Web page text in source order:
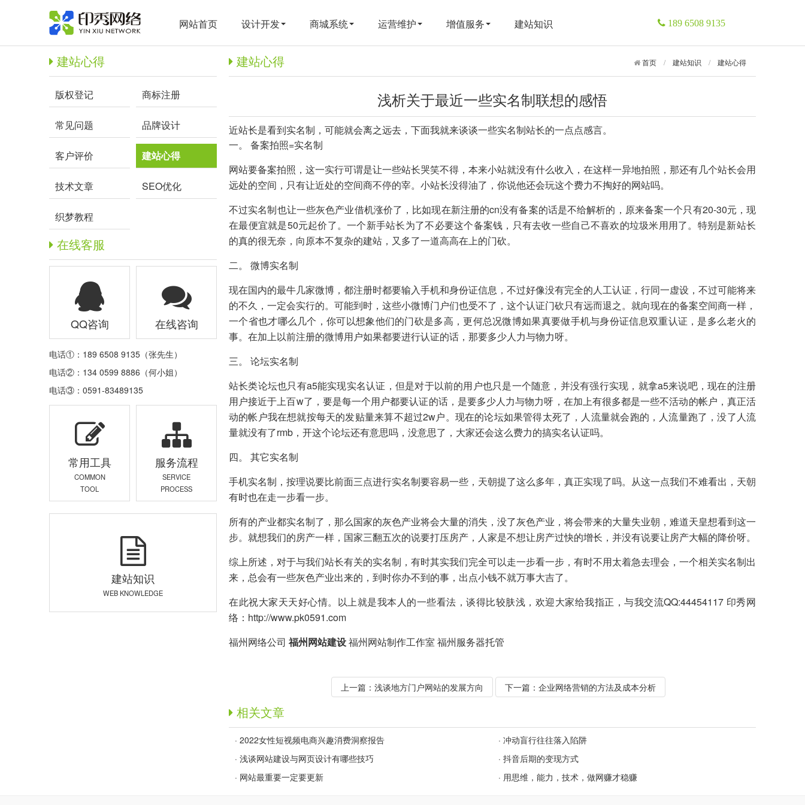
网站首页 设计开发 商城系统 运营维护 增值服务 建站知识 189 6508 9135
建站心得
版权登记 商标注册
常见问题 品牌设计
客户评价 建站心得
技术文章 SEO优化
织梦教程
在线客服
QQ咨询 在线咨询
电话①：189 6508 9135（张先生）
电话②：134 0599 8886（何小姐）
电话③：0591-83489135
常用工具
COMMON
TOOL
服务流程
SERVICE
PROCESS
建站知识
WEB KNOWLEDGE
首页 / 建站知识 / 建站心得
建站心得
浅析关于最近一些实名制联想的感悟
近站长是看到实名制 ，可能就会离之远去，下面我就来谈谈一些实名制站长的一点点感言。
一。 备案拍照=实名制
网站要备案拍照，这一实行可谓是让一些站长哭笑不得，本来小站就没有什么收入，在这样一异地拍照，那还有几个站长会用
远处的空间，只有让近处的空间商不停的宰。小站长没得油了，你说他还会玩这个费力不掏好的网站吗。
不过实名制也让一些灰色产业借机涨价了，比如现在新注册的cn没有备案的话是不给解析的，原来备案一个只有20-30元，现
在最便宜就是50元起价了。一个新手站长为了不必要这个备案钱，只有去收一些自己不喜欢的垃圾米用用了。特别是新站长
的真的很无奈，向原本不复杂的建站，又多了一道高高在上的门砍。
二。 微博实名制
现在国内的最牛几家微博，都注册时都要输入手机和身份证信息，不过好像没有完全的人工认证，行同一虚设，不过可能将来
的不久，一定会实行的。可能到时，这些小微博门户们也受不了，这个认证门砍只有远而退之。就向现在的备案空间商一样，
一个省也才哪么几个，你可以想象他们的门砍是多高，更何总况微博如果真要做手机与身份证信息双重认证，是多么老火的
事。在加上以前注册的微博用户如果都要进行认证的话，那要多少人力与物力呀。
三。 论坛实名制
站长类论坛也只有a5能实现实名认证，但是对于以前的用户也只是一个随意，并没有强行实现，就拿a5来说吧，现在的注册
用户接近于上百w了，要是每一个用户都要认证的话，是要多少人力与物力呀，在加上有很多都是一些不活动的帐户，真正活
动的帐户我在想就按每天的发贴量来算不超过2w户。现在的论坛如果管得太死了，人流量就会跑的，人流量跑了，没了人流
量就没有了rmb，开这个论坛还有意思吗，没意思了，大家还会这么费力的搞实名认证吗。
四。 其它实名制
手机实名制，按理说要比前面三点进行实名制要容易一些，天朝提了这么多年，真正实现了吗。从这一点我们不难看出，天朝
有时也在走一步看一步。
所有的产业都实名制了，那么国家的灰色产业将会大量的消失，没了灰色产业，将会带来的大量失业朝，难道天皇想看到这一
步。就想我们的房产一样，国家三翻五次的说要打压房产，人家是不想让房产过快的增长，并没有说要让房产大幅的降价呀。
综上所述，对于与我们站长有关的实名制，有时其实我们完全可以走一步看一步，有时不用太着急去理会，一个相关实名制出
来，总会有一些灰色产业出来的，到时你办不到的事，出点小钱不就万事大吉了。
在此祝大家天天好心情。以上就是我本人的一些看法，谈得比较肤浅，欢迎大家给我指正，与我交流QQ:44454117 印秀网
络： http://www.pk0591.com
福州网络公司 福州网站建设福州网站制作工作室 福州服务器托管
上一篇： 浅谈地方门户网站的发展方向 下一篇： 企业网络营销的方法及成本分析
相关文章
· 2022女性短视频电商兴趣消费洞察报告 · 冲动盲行往往落入陷阱
· 浅谈网站建设与网页设计有哪些技巧 · 抖音后期的变现方式
· 网站最重要一定要更新 · 用思维，能力，技术，做网赚才稳赚